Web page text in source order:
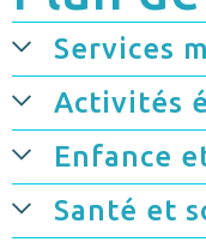
Services
Activités
Enfance
Santé et